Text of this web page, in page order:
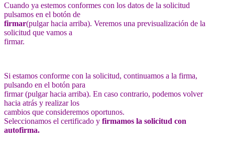
Cuando ya estemos conformes con los datos de la solicitud
pulsamos en el botón de
firmar(pulgar hacia arriba). Veremos una previsualización de la
solicitud que vamos a
firmar.
Si estamos conforme con la solicitud, continuamos a la firma,
pulsando en el botón para
firmar (pulgar hacia arriba). En caso contrario, podemos volver
hacia atrás y realizar los
cambios que consideremos oportunos.
Seleccionamos el certificado y firmamos la solicitud con
autofirma.